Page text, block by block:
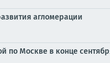
агломерации
по Москве в конце